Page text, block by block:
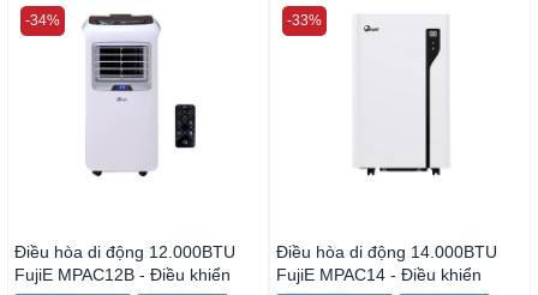
Điều hòa di động 12.000BTU
FujiE MPAC12B - Điều khiển
-34%
Điều hòa di động 14.000BTU
FujiE MPAC14 - Điều khiển
-33%